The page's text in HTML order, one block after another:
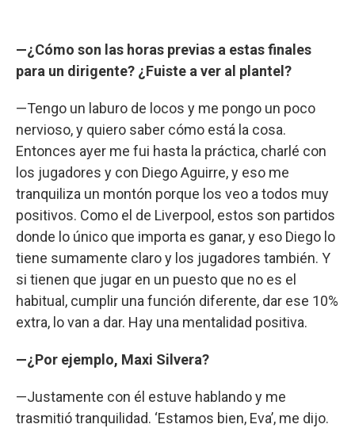
—¿Cómo son las horas previas a estas finales
para un dirigente? ¿Fuiste a ver al plantel?
—Tengo un laburo de locos y me pongo un poco
nervioso, y quiero saber cómo está la cosa.
Entonces ayer me fui hasta la práctica, charlé con
los jugadores y con Diego Aguirre, y eso me
tranquiliza un montón porque los veo a todos muy
positivos. Como el de Liverpool, estos son partidos
donde lo único que importa es ganar, y eso Diego lo
tiene sumamente claro y los jugadores también. Y
si tienen que jugar en un puesto que no es el
habitual, cumplir una función diferente, dar ese 10%
extra, lo van a dar. Hay una mentalidad positiva.
—¿Por ejemplo, Maxi Silvera?
—Justamente con él estuve hablando y me
trasmitió tranquilidad. ‘Estamos bien, Eva’, me dijo.